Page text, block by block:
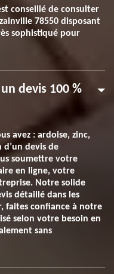
conseillé de consulter
78550 disposant
sophistiqué pour
devis 100 %
avez : ardoise, zinc,
d’un devis de
soumettre votre
en ligne, votre
Notre solide
détaillé dans les
faites confiance à notre
selon votre besoin en
sans